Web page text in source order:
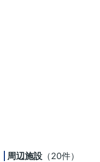
周辺施設 （20件）